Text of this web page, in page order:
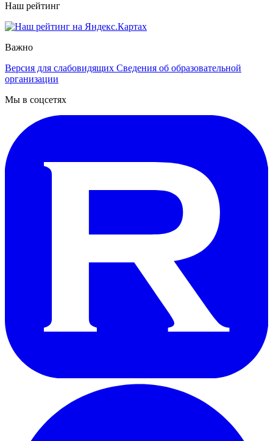
Наш рейтинг
Важно
Версия для слабовидящих Сведения об образовательной
организации
Мы в соцсетях